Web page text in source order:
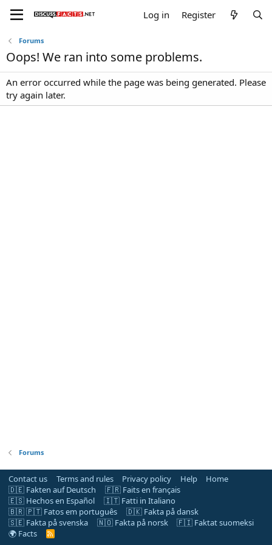
Log in Register
Forums
Oops! We ran into some problems.
An error occurred while the page was being generated. Please
try again later.
Forums
Contact us Terms and rules Privacy policy Help
Home
🇩🇪 Fakten auf Deutsch
🇫🇷 Faits en français
🇪🇸 Hechos en Español
🇮🇹 Fatti in Italiano
🇧🇷 🇵🇹 Fatos em português
🇩🇰 Fakta på dansk
🇸🇪 Fakta på svenska
🇳🇴 Fakta på norsk
🇫🇮 Faktat suomeksi
🌍 Facts
R